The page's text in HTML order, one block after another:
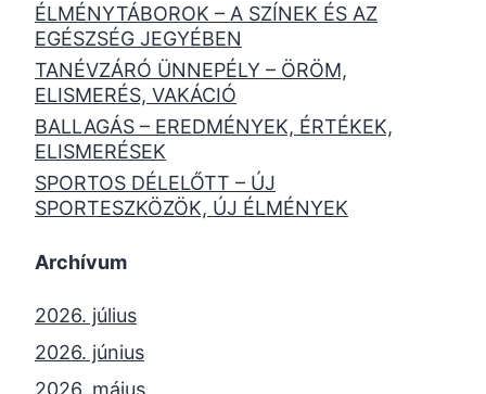
ÉLMÉNYTÁBOROK – A SZÍNEK ÉS AZ
EGÉSZSÉG JEGYÉBEN
TANÉVZÁRÓ ÜNNEPÉLY – ÖRÖM,
ELISMERÉS, VAKÁCIÓ
BALLAGÁS – EREDMÉNYEK, ÉRTÉKEK,
ELISMERÉSEK
SPORTOS DÉLELŐTT – ÚJ
SPORTESZKÖZÖK, ÚJ ÉLMÉNYEK
Archívum
2026. július
2026. június
2026. május